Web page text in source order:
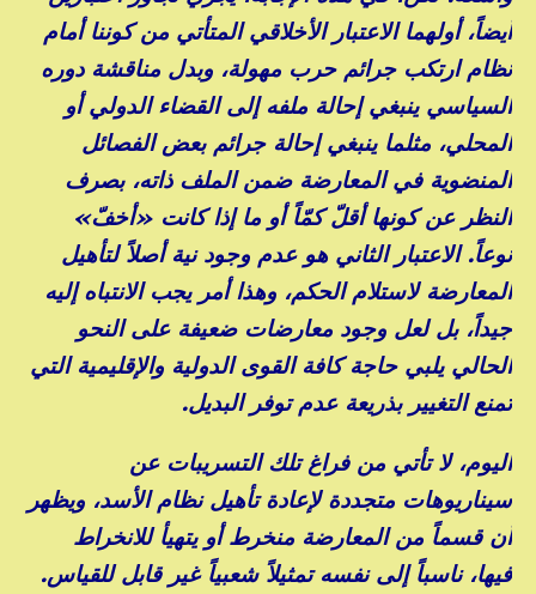
أيضاً، أولهما الاعتبار الأخلاقي المتأتي من كوننا أمام
نظام ارتكب جرائم حرب مهولة، وبدل مناقشة دوره
السياسي ينبغي إحالة ملفه إلى القضاء الدولي أو
المحلي، مثلما ينبغي إحالة جرائم بعض الفصائل
المنضوية في المعارضة ضمن الملف ذاته، بصرف
النظر عن كونها أقلّ كمّاً أو ما إذا كانت «أخفّ»
نوعاً. الاعتبار الثاني هو عدم وجود نية أصلاً لتأهيل
المعارضة لاستلام الحكم، وهذا أمر يجب الانتباه إليه
جيداً، بل لعل وجود معارضات ضعيفة على النحو
الحالي يلبي حاجة كافة القوى الدولية والإقليمية التي
تمنع التغيير بذريعة عدم توفر البديل.
اليوم، لا تأتي من فراغ تلك التسريبات عن
سيناريوهات متجددة لإعادة تأهيل نظام الأسد، ويظهر
أن قسماً من المعارضة منخرط أو يتهيأ للانخراط
فيها، ناسباً إلى نفسه تمثيلاً شعبياً غير قابل للقياس.